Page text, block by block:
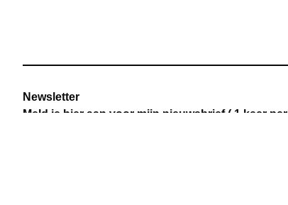
Newsletter
Meld je hier aan voor mijn nieuwsbrief( 1 keer per